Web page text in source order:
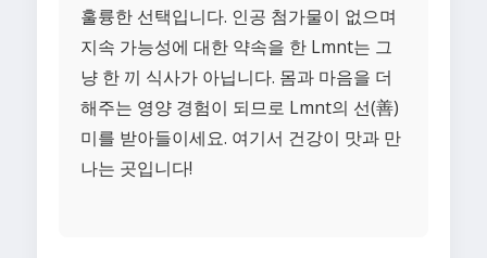
훌륭한 선택입니다. 인공 첨가물이 없으며
지속 가능성에 대한 약속을 한 Lmnt는 그
냥 한 끼 식사가 아닙니다. 몸과 마음을 더
해주는 영양 경험이 되므로 Lmnt의 선(善)
미를 받아들이세요. 여기서 건강이 맛과 만
나는 곳입니다!